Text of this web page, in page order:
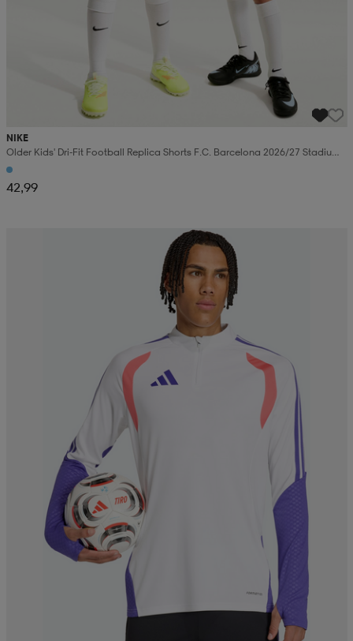
NIKE
Older Kids' Dri-Fit Football Replica Shorts F.c. Barcelona 2026/27 Stadium
Home
42,99